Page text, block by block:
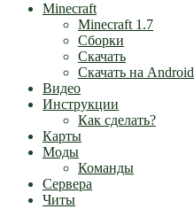
Minecraft
Minecraft 1.7
Сборки
Скачать
Скачать на Android
Видео
Инструкции
Как сделать?
Карты
Моды
Команды
Сервера
Читы